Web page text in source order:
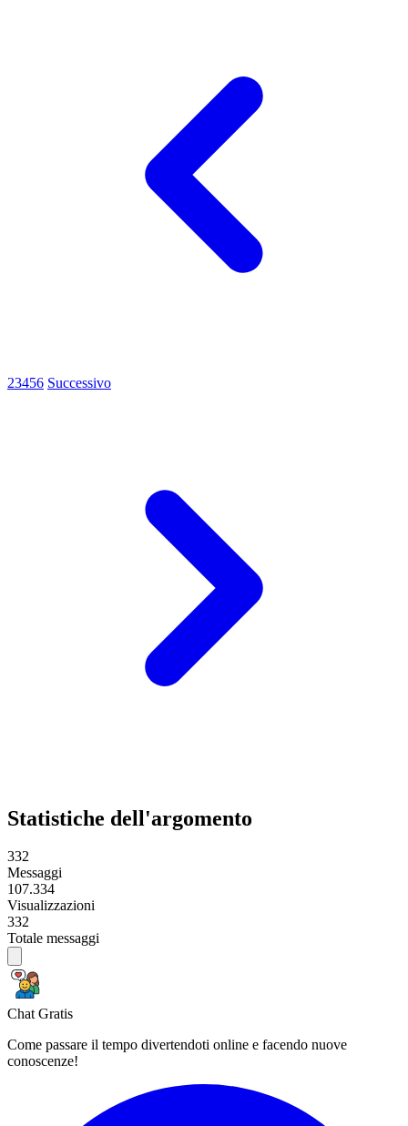
23456 Successivo
Statistiche dell'argomento
332
Messaggi
107.334
Visualizzazioni
332
Totale messaggi
Chat Gratis
Come passare il tempo divertendoti online e facendo nuove
conoscenze!